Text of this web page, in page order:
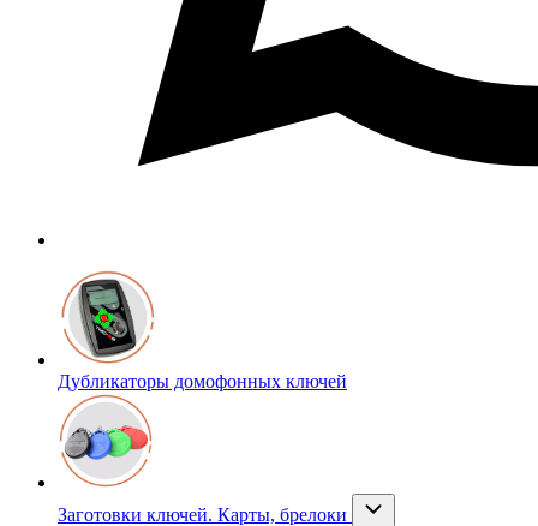
Дубликаторы домофонных ключей
Заготовки ключей. Карты, брелоки